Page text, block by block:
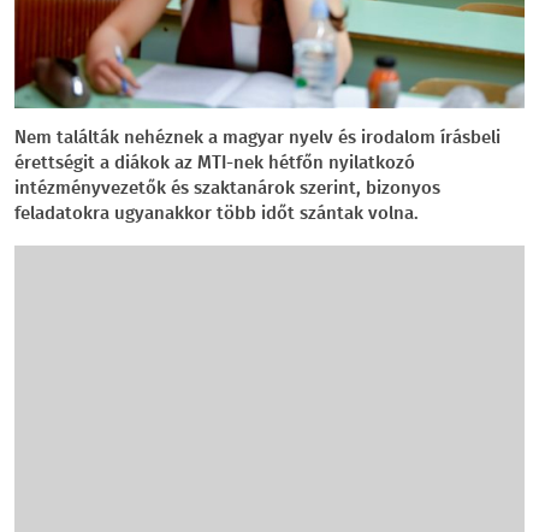
Nem találták nehéznek a magyar nyelv és irodalom írásbeli
érettségit a diákok az MTI-nek hétfőn nyilatkozó
intézményvezetők és szaktanárok szerint, bizonyos
feladatokra ugyanakkor több időt szántak volna.